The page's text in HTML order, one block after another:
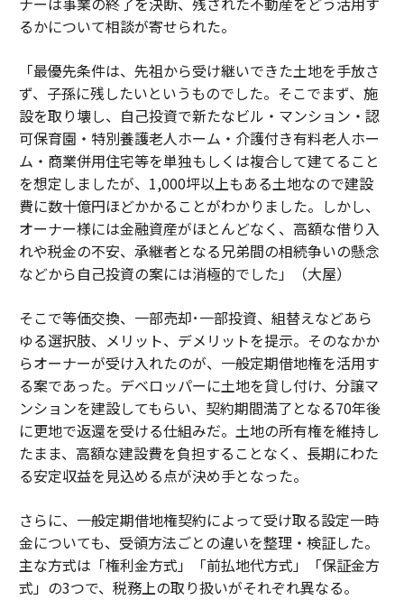
るかについて相談が寄せられた。
「最優先条件は、先祖から受け継いできた土地を手放さ
ず、子孫に残したいというものでした。そこでまず、施
設を取り壊し、自己投資で新たなビル・マンション・認
可保育園・特別養護老人ホーム・介護付き有料老人ホー
ム・商業併用住宅等を単独もしくは複合して建てること
を想定しましたが、1,000坪以上もある土地なので建設
費に数十億円ほどかかることがわかりました。しかし、
オーナー様には金融資産がほとんどなく、高額な借り入
れや税金の不安、承継者となる兄弟間の相続争いの懸念
などから自己投資の案には消極的でした」（大屋）
そこで等価交換、一部売却･一部投資、組替えなどあら
ゆる選択肢、メリット、デメリットを提示。そのなかか
らオーナーが受け入れたのが、一般定期借地権を活用す
る案であった。デベロッパーに土地を貸し付け、分譲マ
ンションを建設してもらい、契約期間満了となる70年後
に更地で返還を受ける仕組みだ。土地の所有権を維持し
たまま、高額な建設費を負担することなく、長期にわた
る安定収益を見込める点が決め手となった。
さらに、一般定期借地権契約によって受け取る設定一時
金についても、受領方法ごとの違いを整理・検証した。
主な方式は「権利金方式」「前払地代方式」「保証金方
式」の3つで、税務上の取り扱いがそれぞれ異なる。